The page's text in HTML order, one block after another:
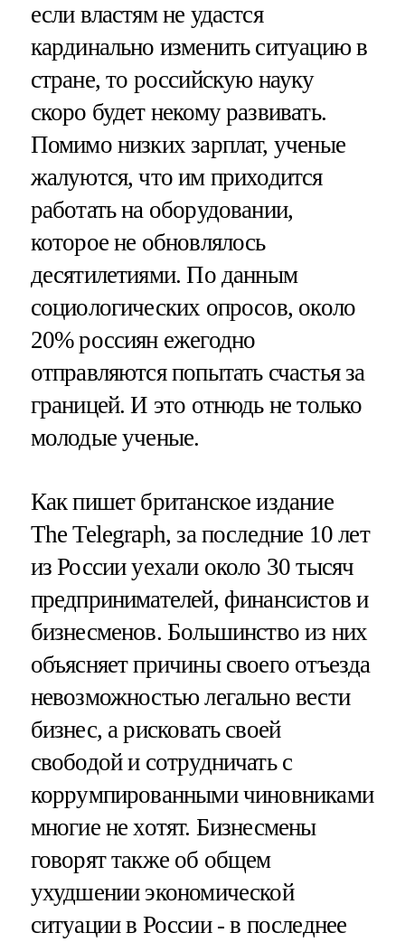
если властям не удастся
кардинально изменить ситуацию в
стране, то российскую науку
скоро будет некому развивать.
Помимо низких зарплат, ученые
жалуются, что им приходится
работать на оборудовании,
которое не обновлялось
десятилетиями. По данным
социологических опросов, около
20% россиян ежегодно
отправляются попытать счастья за
границей. И это отнюдь не только
молодые ученые.
Как пишет британское издание
The Telegraph, за последние 10 лет
из России уехали около 30 тысяч
предпринимателей, финансистов и
бизнесменов. Большинство из них
объясняет причины своего отъезда
невозможностью легально вести
бизнес, а рисковать своей
свободой и сотрудничать с
коррумпированными чиновниками
многие не хотят. Бизнесмены
говорят также об общем
ухудшении экономической
ситуации в России - в последнее